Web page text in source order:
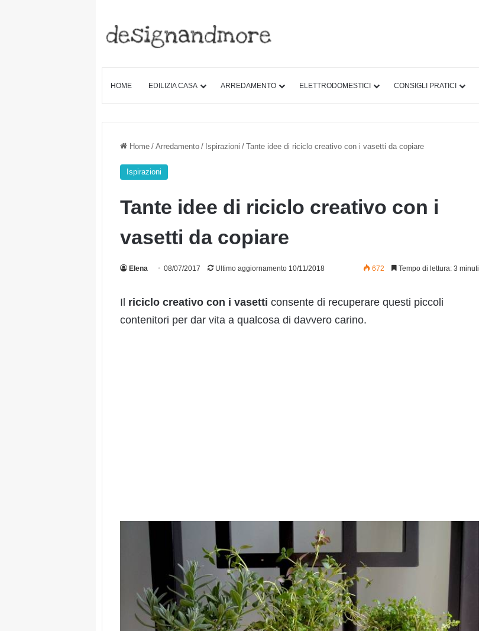
HOME EDILIZIA CASA ARREDAMENTO ELETTRODOMESTICI CONSIGLI PRATICI
Home / Arredamento / Ispirazioni / Tante idee di riciclo creativo con i vasetti da copiare
Ispirazioni
Tante idee di riciclo creativo con i
vasetti da copiare
Elena 08/07/2017 Ultimo aggiornamento 10/11/2018 672 Tempo di lettura: 3 minuti
Il riciclo creativo con i vasetti consente di recuperare questi piccoli
contenitori per dar vita a qualcosa di davvero carino.